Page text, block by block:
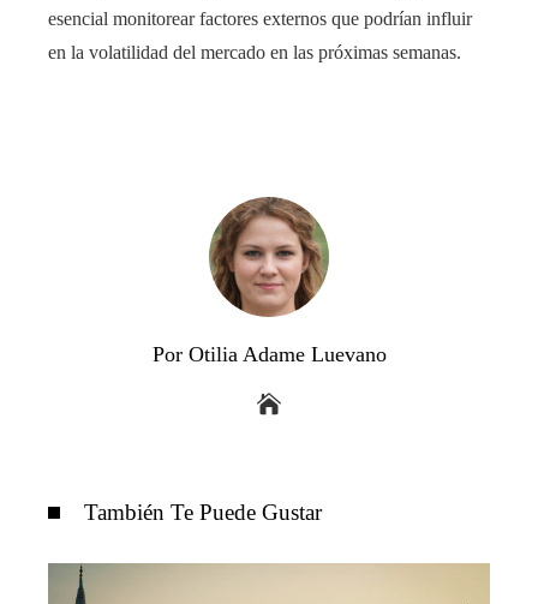
esencial monitorear factores externos que podrían influir
en la volatilidad del mercado en las próximas semanas.
Por Otilia Adame Luevano
También Te Puede Gustar